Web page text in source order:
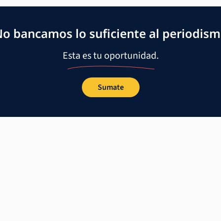
bancamos lo suficiente al
Esta es tu oportunidad.
Sumate